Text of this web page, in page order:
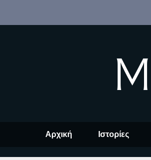
Αρχική Ιστορίες